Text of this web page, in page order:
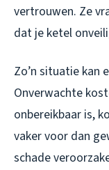
vertrouwen. Ze
dat je ketel
Zo’n situatie kan
Onverwachte
onbereikbaar is,
vaker voor dan
schade